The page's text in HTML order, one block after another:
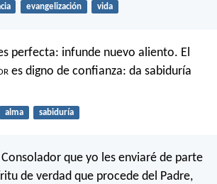
evangelización vida
perfecta: infunde nuevo aliento. El
es digno de confianza: da sabiduría
alma sabiduría
que yo les enviaré de parte
de verdad que procede del Padre,